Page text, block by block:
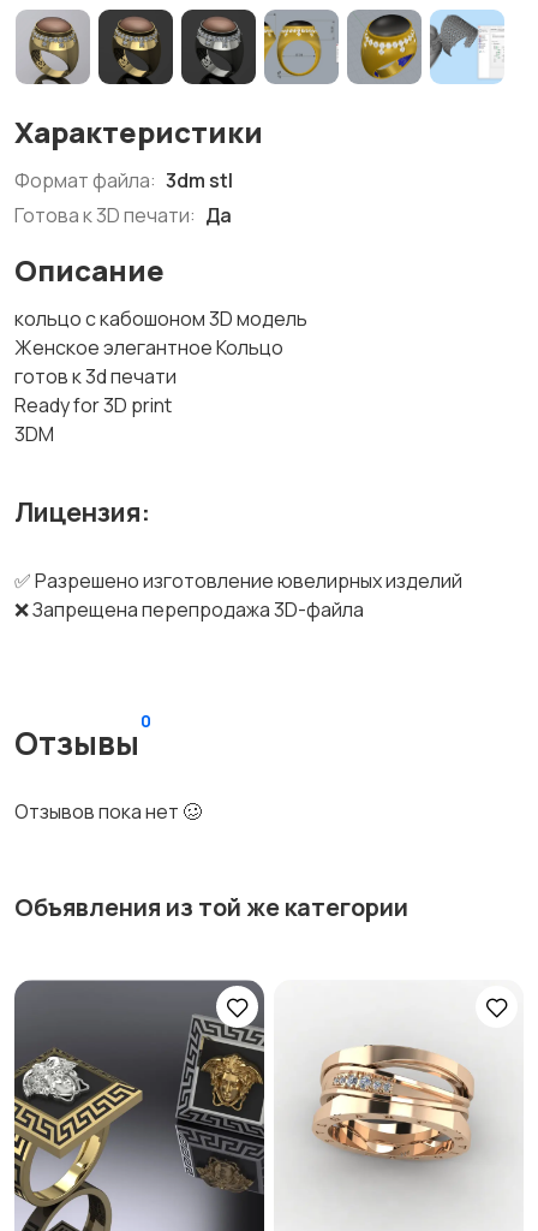
Характеристики
Формат файла: 3dm stl
Готова к 3D печати: Да
Описание
кольцо с кабошоном 3D модель
Женское элегантное Кольцо
готов к 3d печати
Ready for 3D print
3DM
Лицензия:
✅ Разрешено изготовление ювелирных изделий
❌ Запрещена перепродажа 3D-файла
Отзывы
0
Отзывов пока нет 🥴
Объявления из той же категории